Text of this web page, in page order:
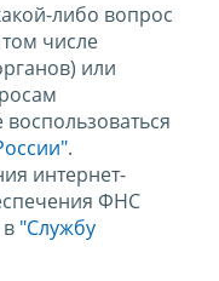
либо вопрос
числе
или
.
интернет-
ФНС
"Службу